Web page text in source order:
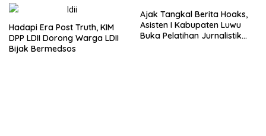
Hadapi Era Post Truth, KIM
DPP LDII Dorong Warga LDII
Bijak Bermedsos
Ajak Tangkal Berita Hoaks,
Asisten I Kabupaten Luwu
Buka Pelatihan Jurnalistik